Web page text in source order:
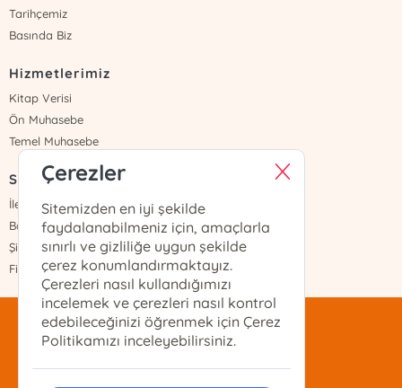
Tarihçemiz
Basında Biz
Hizmetlerimiz
Kitap Verisi
Ön Muhasebe
Temel Muhasebe
Sayfalar
İletişim
Banka Hesapları
Şifremi Unuttum
Fiyat Listesi
mentis@mentis.com.tr
(212)-210-74-74
Çerezler
Sitemizden en iyi şekilde
faydalanabilmeniz için, amaçlarla
sınırlı ve gizliliğe uygun şekilde
çerez konumlandırmaktayız.
Çerezleri nasıl kullandığımızı
incelemek ve çerezleri nasıl kontrol
edebileceğinizi öğrenmek için Çerez
Politikamızı inceleyebilirsiniz.